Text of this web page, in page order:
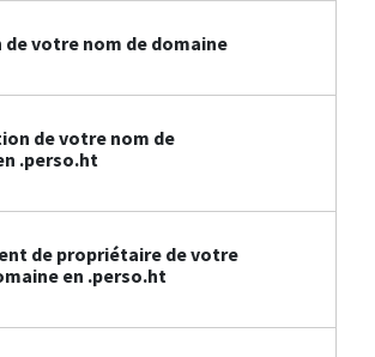
de votre nom de domaine
de votre nom de
.perso.ht
de propriétaire de votre
en .perso.ht